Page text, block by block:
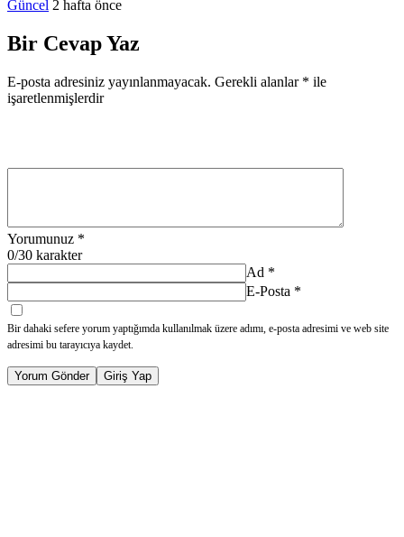
Güncel 2 hafta önce
Bir Cevap Yaz
E-posta adresiniz yayınlanmayacak. Gerekli alanlar * ile
işaretlenmişlerdir
Yorumunuz *
0/30 karakter
Ad *
E-Posta *
Bir dahaki sefere yorum yaptığımda kullanılmak üzere adımı, e-posta adresimi ve web site
adresimi bu tarayıcıya kaydet.
Yorum Gönder Giriş Yap